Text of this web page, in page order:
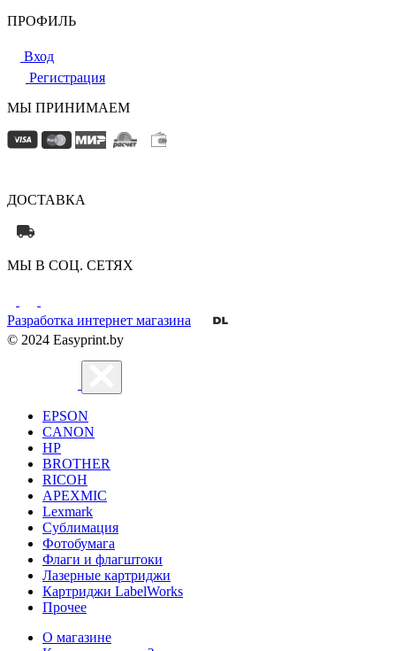
ПРОФИЛЬ
Вход
Регистрация
МЫ ПРИНИМАЕМ
ДОСТАВКА
МЫ В СОЦ. СЕТЯХ
Разработка интернет магазина
© 2024 Easyprint.by
EPSON
CANON
HP
BROTHER
RICOH
APEXMIC
Lexmark
Сублимация
Фотобумага
Флаги и флагштоки
Лазерные картриджи
Картриджи LabelWorks
Прочее
О магазине